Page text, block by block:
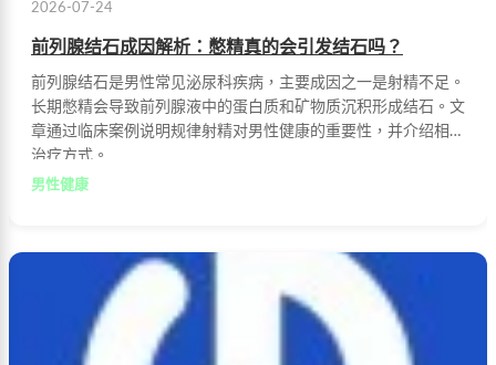
2026-07-24
前列腺结石成因解析：憋精真的会引发结石吗？
前列腺结石是男性常见泌尿科疾病，主要成因之一是射精不足。
长期憋精会导致前列腺液中的蛋白质和矿物质沉积形成结石。文
章通过临床案例说明规律射精对男性健康的重要性，并介绍相关
治疗方式。
男性健康